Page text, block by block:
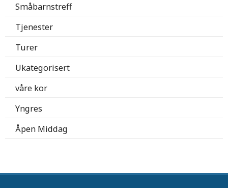
Småbarnstreff
Tjenester
Turer
Ukategorisert
våre kor
Yngres
Åpen Middag